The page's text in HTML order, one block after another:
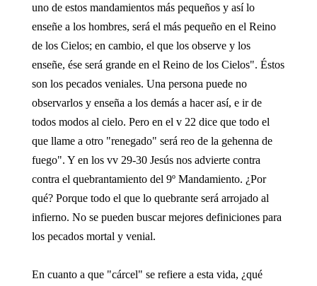
uno de estos mandamientos más pequeños y así lo
enseñe a los hombres, será el más pequeño en el Reino
de los Cielos; en cambio, el que los observe y los
enseñe, ése será grande en el Reino de los Cielos". Éstos
son los pecados veniales. Una persona puede no
observarlos y enseña a los demás a hacer así, e ir de
todos modos al cielo. Pero en el v 22 dice que todo el
que llame a otro "renegado" será reo de la gehenna de
fuego". Y en los vv 29-30 Jesús nos advierte contra
contra el quebrantamiento del 9º Mandamiento. ¿Por
qué? Porque todo el que lo quebrante será arrojado al
infierno. No se pueden buscar mejores definiciones para
los pecados mortal y venial.
En cuanto a que "cárcel" se refiere a esta vida, ¿qué